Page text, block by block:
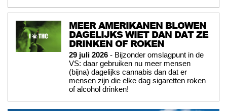
MEER AMERIKANEN BLOWEN
DAGELIJKS WIET DAN DAT ZE
DRINKEN OF ROKEN
29 juli 2026 - Bijzonder omslagpunt in de
VS: daar gebruiken nu meer mensen
(bijna) dagelijks cannabis dan dat er
mensen zijn die elke dag sigaretten roken
of alcohol drinken!